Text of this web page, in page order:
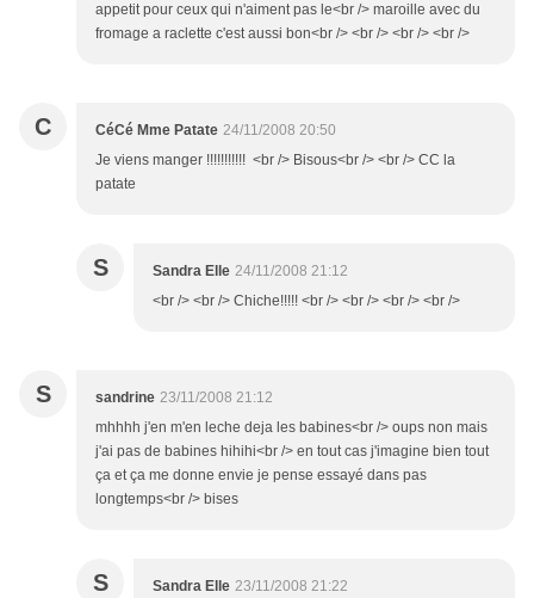
appetit pour ceux qui n'aiment pas le<br /> maroille avec du
fromage a raclette c'est aussi bon<br /> <br /> <br /> <br />
C CéCé Mme Patate 24/11/2008 20:50
Je viens manger !!!!!!!!!!! <br /> Bisous<br /> <br /> CC la
patate
S Sandra Elle 24/11/2008 21:12
<br /> <br /> Chiche!!!!! <br /> <br /> <br /> <br />
S sandrine 23/11/2008 21:12
mhhhh j'en m'en leche deja les babines<br /> oups non mais
j'ai pas de babines hihihi<br /> en tout cas j'imagine bien tout
ça et ça me donne envie je pense essayé dans pas
longtemps<br /> bises
S Sandra Elle 23/11/2008 21:22